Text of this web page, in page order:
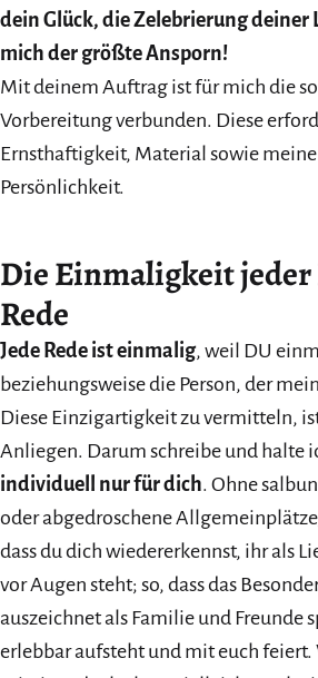
dein Glück, die Zelebrierung deiner
mich der größte Ansporn!
Mit deinem Auftrag ist für mich die
Vorbereitung verbunden. Diese
Ernsthaftigkeit, Material sowie meine
Persönlichkeit.
Die Einmaligkeit
Rede
Jede Rede ist einmalig, weil DU
beziehungsweise die Person, der
Diese Einzigartigkeit zu vermitteln,
Anliegen. Darum schreibe und halte
individuell nur für dich. Ohne
oder abgedroschene
dass du dich wiedererkennst, ihr als
vor Augen steht; so, dass das
auszeichnet als Familie und Freunde
erlebbar aufsteht und mit euch feiert.